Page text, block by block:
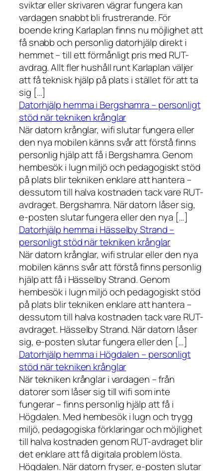
sviktar eller skrivaren vägrar fungera kan
vardagen snabbt bli frustrerande. För
boende kring Karlaplan finns nu möjlighet att
få snabb och personlig datorhjälp direkt i
hemmet – till ett förmånligt pris med RUT-
avdrag. Allt fler hushåll runt Karlaplan väljer
att få teknisk hjälp på plats i stället för att ta
sig […]
Datorhjälp hemma i Bergshamra – personligt
stöd när tekniken krånglar
När datorn krånglar, wifi slutar fungera eller
den nya mobilen känns svår att förstå finns
personlig hjälp att få i Bergshamra. Genom
hembesök i lugn miljö och pedagogiskt stöd
på plats blir tekniken enklare att hantera –
dessutom till halva kostnaden tack vare RUT-
avdraget. Bergshamra. När datorn låser sig,
e-posten slutar fungera eller den nya […]
Datorhjälp hemma i Hässelby Strand –
personligt stöd när tekniken krånglar
När datorn krånglar, wifi strular eller den nya
mobilen känns svår att förstå finns personlig
hjälp att få i Hässelby Strand. Genom
hembesök i lugn miljö och pedagogiskt stöd
på plats blir tekniken enklare att hantera –
dessutom till halva kostnaden tack vare RUT-
avdraget. Hässelby Strand. När datorn låser
sig, e-posten slutar fungera eller den […]
Datorhjälp hemma i Högdalen – personligt
stöd när tekniken krånglar
När tekniken krånglar i vardagen – från
datorer som låser sig till wifi som inte
fungerar – finns personlig hjälp att få i
Högdalen. Med hembesök i lugn och trygg
miljö, pedagogiska förklaringar och möjlighet
till halva kostnaden genom RUT-avdraget blir
det enklare att få digitala problem lösta.
Högdalen. När datorn fryser, e-posten slutar